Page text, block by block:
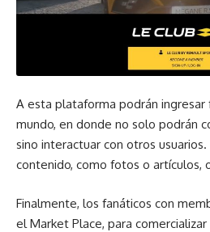
A esta plataforma podrán
mundo, en donde no solo podrán
sino interactuar con otros
contenido, como fotos o artículos,
Finalmente, los fanáticos con
el Market Place, para